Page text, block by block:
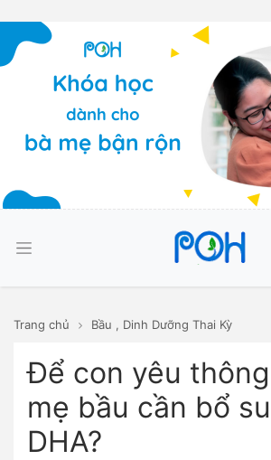
Trang chủ Bầu , Dinh Dưỡng Thai Kỳ
Để con yêu
mẹ bầu cần bổ
DHA?